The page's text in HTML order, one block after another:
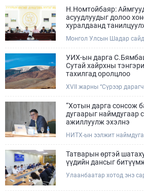
Н.Номтойбаяр:
асуудлуудыг долоо
хуралдаанд
Монгол Улсын Шадар
сайдын 10 дугаар албан
комиссын даргын 3
Өмнөговь аймагт байгаль
зөрчил илрүүлж, 200
УИХ-ын дарга
Сутай хайрхны
тахилгад оролцлоо
XVII жарны “Сүрээр
өдөр /2026.08.06/ Сутай
төрийн тахилга боллоо.
“Хотын дарга сонсож
дугаарыг наймдугаар
ажиллуулж эхэлнэ
НИТХ-ын ээлжит
захиргааны байгууллага,
2026 оны эхний хагас
ирсэн өргөдөл, гомдлын
мэдээллийг сонслоо.
Татварын өртэй
үүдийн дансыг
Улаанбаатар хотод энэ